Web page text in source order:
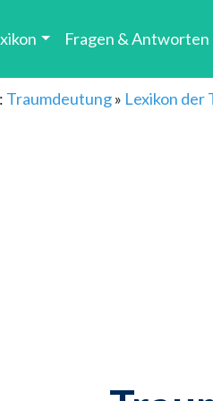
Fragen & Antworten
Traumdeutung» Lexikon der